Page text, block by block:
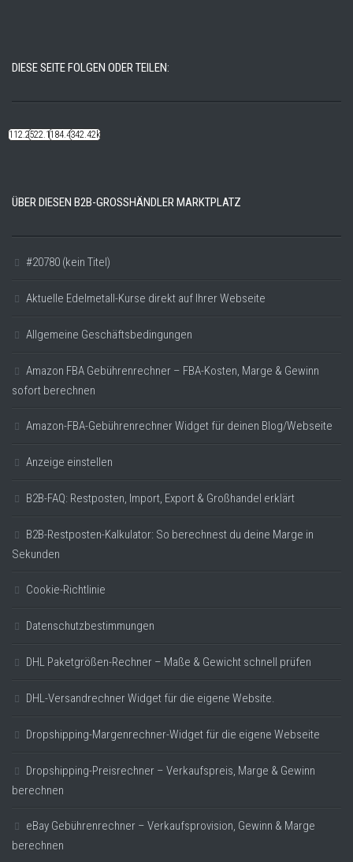
DIESE SEITE FOLGEN ODER TEILEN:
112.22k522.14k184.48k342.42k
ÜBER DIESEN B2B-GROSSHÄNDLER MARKTPLATZ
#20780 (kein Titel)
Aktuelle Edelmetall-Kurse direkt auf Ihrer Webseite
Allgemeine Geschäftsbedingungen
Amazon FBA Gebührenrechner – FBA-Kosten, Marge & Gewinn
sofort berechnen
Amazon-FBA-Gebührenrechner Widget für deinen Blog/Webseite
Anzeige einstellen
B2B-FAQ: Restposten, Import, Export & Großhandel erklärt
B2B-Restposten-Kalkulator: So berechnest du deine Marge in
Sekunden
Cookie-Richtlinie
Datenschutzbestimmungen
DHL Paketgrößen-Rechner – Maße & Gewicht schnell prüfen
DHL-Versandrechner Widget für die eigene Website.
Dropshipping-Margenrechner-Widget für die eigene Webseite
Dropshipping-Preisrechner – Verkaufspreis, Marge & Gewinn
berechnen
eBay Gebührenrechner – Verkaufsprovision, Gewinn & Marge
berechnen